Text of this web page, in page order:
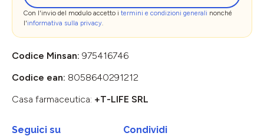
Con l'invio del modulo accetto i termini e condizioni generali nonché
l'informativa sulla privacy.
Codice Minsan: 975416746
Codice ean: 8058640291212
Casa farmaceutica: +T-LIFE SRL
Seguici su Condividi